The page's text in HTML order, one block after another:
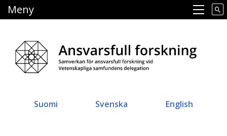
till
Main navigation
Meny
Suomi Svenska English